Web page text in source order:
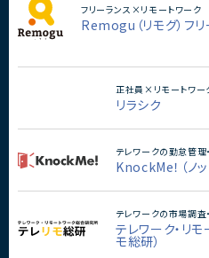
フリーランス×リモートワーク
Remogu（リモグ）フリ
正社員×リモートワー
リラシク
テレワークの勤怠管理
KnockMe！（ノッ
テレワークの市場調査
テレワーク・リ
モ総研）